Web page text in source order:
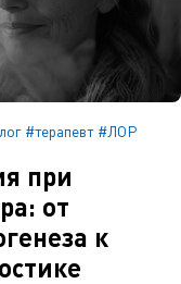
#терапевт #ЛОР
при
от
к